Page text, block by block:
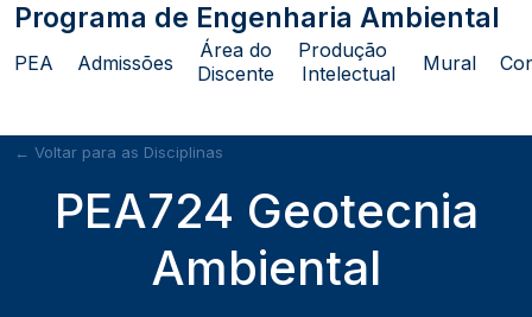
Programa de Engenharia Ambiental
PEA Admissões
Área do
Discente
Produção
Intelectual
Mural
← Voltar para as Disciplinas
PEA724 Geotecnia
Ambiental